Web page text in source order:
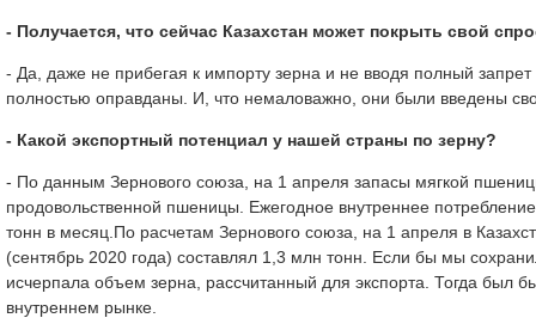
- Получается, что сейчас Казахстан может покрыть свой
- Да, даже не прибегая к импорту зерна и не вводя полный
полностью оправданы. И, что немаловажно, они были введены
- Какой экспортный потенциал у нашей страны по зерну?
- По данным Зернового союза, на 1 апреля запасы мягкой
продовольственной пшеницы. Ежегодное внутреннее
тонн в месяц.По расчетам Зернового союза, на 1 апреля в
(сентябрь 2020 года) составлял 1,3 млн тонн. Если бы мы
исчерпала объем зерна, рассчитанный для экспорта. Тогда был
внутреннем рынке.